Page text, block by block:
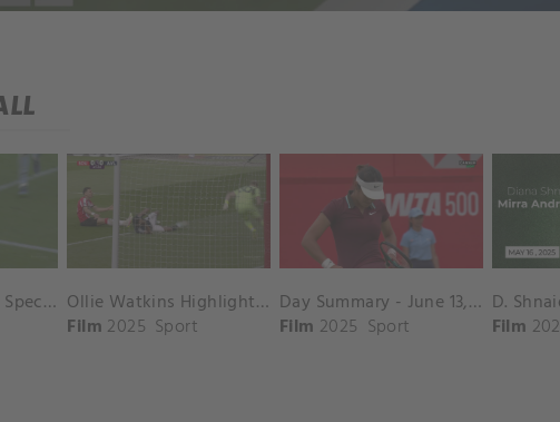
Aston Villa with a Spectacular Goal vs. Nottingham Forest
Ollie Watkins Highlights vs. Southampton
Film 2025 Sport
Day Summary - June 13, 2025
Film 2025 Sport
Film